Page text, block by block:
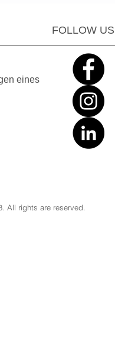
FOLLOW US
eines
All rights are reserved.